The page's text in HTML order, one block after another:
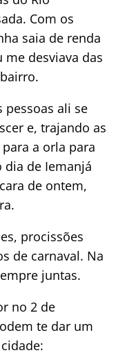
Com os
saia de renda
desviava das
pessoas ali se
e, trajando as
a orla para
dia de Iemanjá
de ontem,
procissões
de carnaval. Na
juntas.
no 2 de
te dar um